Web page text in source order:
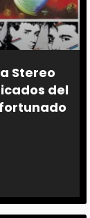
Stereo
del